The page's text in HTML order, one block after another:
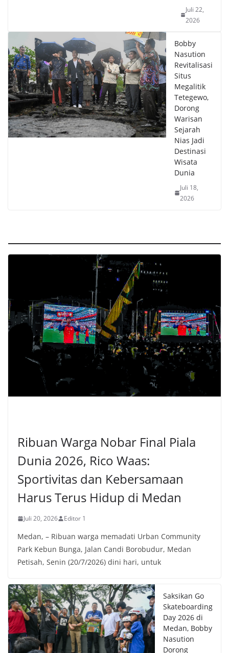
Juli 22,
2026
Bobby
Nasution
Revitalisasi
Situs
Megalitik
Tetegewo,
Dorong
Warisan
Sejarah
Nias Jadi
Destinasi
Wisata
Dunia
Juli 18,
2026
Ribuan Warga Nobar Final Piala
Dunia 2026, Rico Waas:
Sportivitas dan Kebersamaan
Harus Terus Hidup di Medan
Juli 20, 2026 Editor 1
Medan, – Ribuan warga memadati Urban Community
Park Kebun Bunga, Jalan Candi Borobudur, Medan
Petisah, Senin (20/7/2026) dini hari, untuk
Saksikan Go
Skateboarding
Day 2026 di
Medan, Bobby
Nasution
Dorong